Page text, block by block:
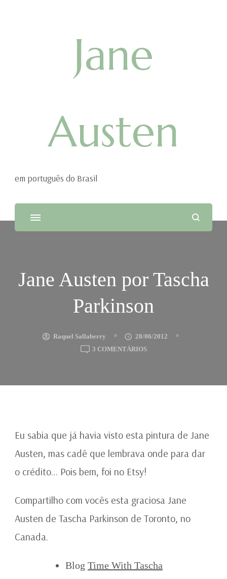
Jane
Austen
em português do Brasil
Jane Austen por Tascha
Parkinson
Raquel Sallaberry
28/06/2012
3 COMENTÁRIOSEM
POR
Eu sabia que já havia visto esta pintura de Jane
Austen, mas cadê que lembrava onde para dar
o crédito… Pois bem, foi no Etsy!
Compartilho com vocês esta graciosa Jane
Austen de Tascha Parkinson de Toronto, no
Canada.
Blog Time With Tascha